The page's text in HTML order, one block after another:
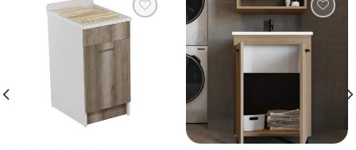
• Borgogna Matt
• Nocciola Matt
• Ferro Matt
• Verde Matt
Finitura Bianco Tech antibatterica
Bianco Techutilizza una